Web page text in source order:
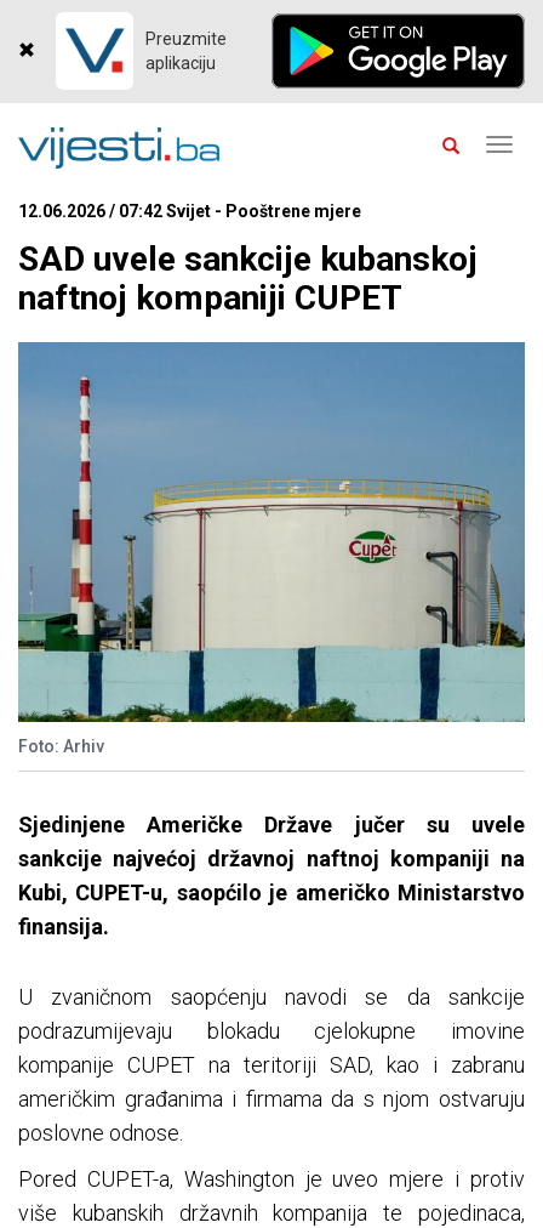
Preuzmite
aplikaciju
12.06.2026 / 07:42 Svijet - Pooštrene mjere
SAD uvele sankcije kubanskoj
naftnoj kompaniji CUPET
Foto: Arhiv
Sjedinjene Američke Države jučer su uvele
sankcije najvećoj državnoj naftnoj kompaniji na
Kubi, CUPET-u, saopćilo je američko Ministarstvo
finansija.
U zvaničnom saopćenju navodi se da sankcije
podrazumijevaju blokadu cjelokupne imovine
kompanije CUPET na teritoriji SAD, kao i zabranu
američkim građanima i firmama da s njom ostvaruju
poslovne odnose.
Pored CUPET-a, Washington je uveo mjere i protiv
više kubanskih državnih kompanija te pojedinaca,